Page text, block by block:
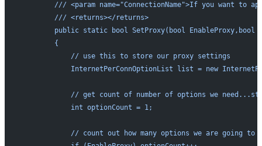
/// <param name="ConnectionName">If you want to
        /// <returns></returns>
public static bool SetProxy(bool EnableProxy,bool
        {
            // use this to store our proxy settings
InternetPerConnOptionList list = new
// get count of number of options we
            int optionCount = 1;
// count out how many options we are going to